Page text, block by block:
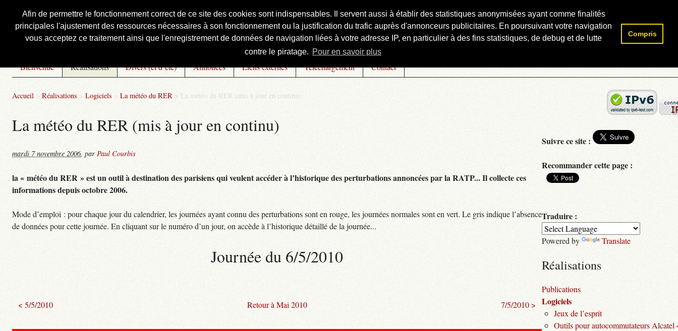
Afin de permettre le fonctionnement correct de ce site des cookies sont indispensables. Il servent aussi à établir des statistiques anonymisées ayant comme finalités
principales l'ajustement des ressources nécessaires à son fonctionnement ou la justification du trafic auprès d'annonceurs publicitaires. En poursuivant votre navigation
vous acceptez ce traitement ainsi que l'enregistrement de données de navigation liées à votre adresse IP, en particulier à des fins statistiques, de debug et de lutte
contre le piratage. Pour en savoir plus
Compris
Courbis, « LE » Blog Officiel
Bienvenue Réalisations Divers (et d’été) Annonces Liens externes Téléchargement Contact
Accueil > Réalisations > Logiciels > La météo du RER > La météo du RER (mis à jour en continu)
La météo du RER (mis à jour en continu)
mardi 7 novembre 2006, par Paul Courbis
la « météo du RER » est un outil à destination des parisiens qui veulent accéder à l’historique des perturbations annoncées par la RATP... Il collecte ces
informations depuis octobre 2006.
Mode d’emploi : pour chaque jour du calendrier, les journées ayant connu des perturbations sont en rouge, les journées normales sont en vert. Le gris indique l’absence
de données pour cette journée. En cliquant sur le numéro d’un jour, on accède à l’historique détaillé de la journée...
Journée du 6/5/2010
< 5/5/2010 Retour à Mai 2010 7/5/2010 >
Rechercher :
Suivre ce site :
Recommander cette page :
Traduire :
Powered by Translate
Réalisations
Publications
Logiciels
Jeux de l’esprit
Outils pour autocommutateurs Alcatel